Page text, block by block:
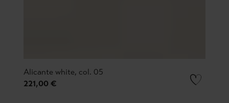
Alicante white, col. 05
221,00 €